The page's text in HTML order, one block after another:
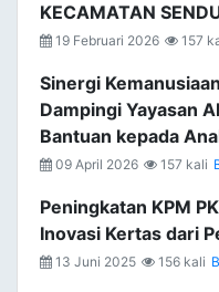
KECAMATAN
19 Februari 2026 157
Sinergi
Dampingi Yayasan
Bantuan kepada
09 April 2026 157 kali
Peningkatan KPM
Inovasi Kertas dari
13 Juni 2025 156 kali